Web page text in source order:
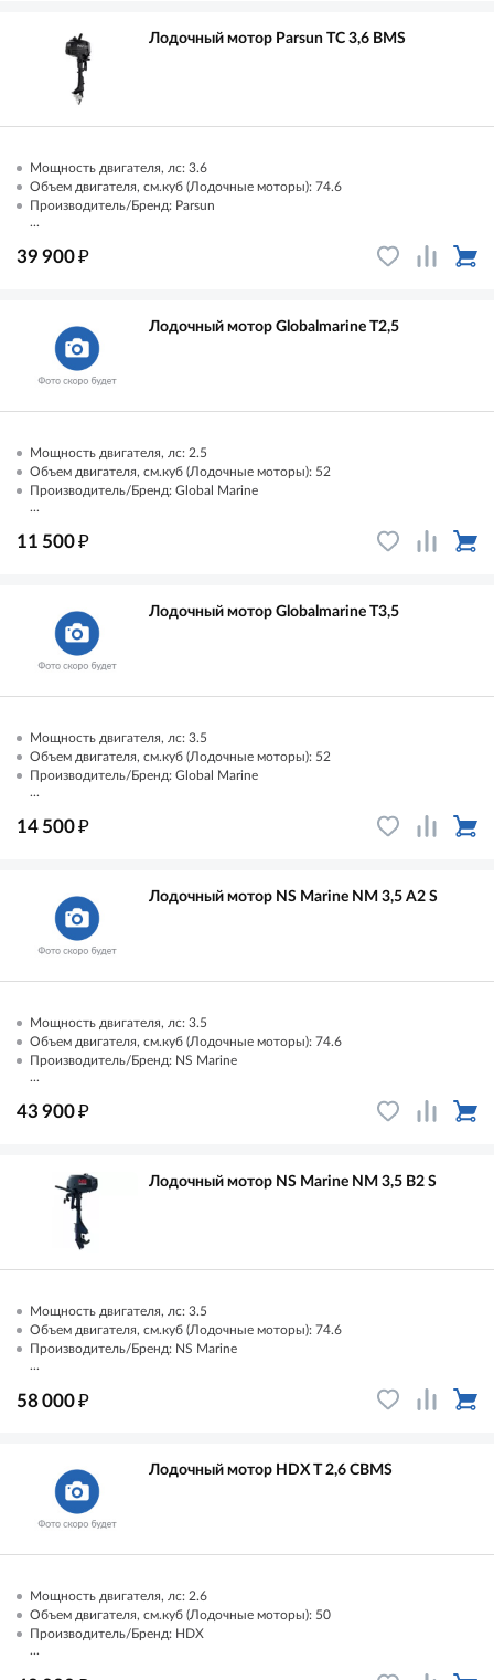
Лодочный мотор Parsun TC 3,6 BMS
Мощность двигателя, лс: 3.6
Объем двигателя, см.куб (Лодочные моторы): 74.6
Производитель/Бренд: Parsun
...
39 900₽
Лодочный мотор Globalmarine T2,5
Мощность двигателя, лс: 2.5
Объем двигателя, см.куб (Лодочные моторы): 52
Производитель/Бренд: Global Marine
...
11 500₽
Лодочный мотор Globalmarine T3,5
Мощность двигателя, лс: 3.5
Объем двигателя, см.куб (Лодочные моторы): 52
Производитель/Бренд: Global Marine
...
14 500₽
Лодочный мотор NS Marine NM 3,5 A2 S
Мощность двигателя, лс: 3.5
Объем двигателя, см.куб (Лодочные моторы): 74.6
Производитель/Бренд: NS Marine
...
43 900₽
Лодочный мотор NS Marine NM 3,5 B2 S
Мощность двигателя, лс: 3.5
Объем двигателя, см.куб (Лодочные моторы): 74.6
Производитель/Бренд: NS Marine
...
58 000₽
Лодочный мотор HDX T 2,6 CBMS
Мощность двигателя, лс: 2.6
Объем двигателя, см.куб (Лодочные моторы): 50
Производитель/Бренд: HDX
...